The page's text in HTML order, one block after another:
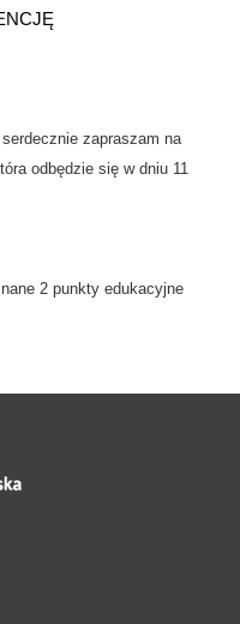
zapraszam na
odbędzie się w dniu 11
2 punkty edukacyjne